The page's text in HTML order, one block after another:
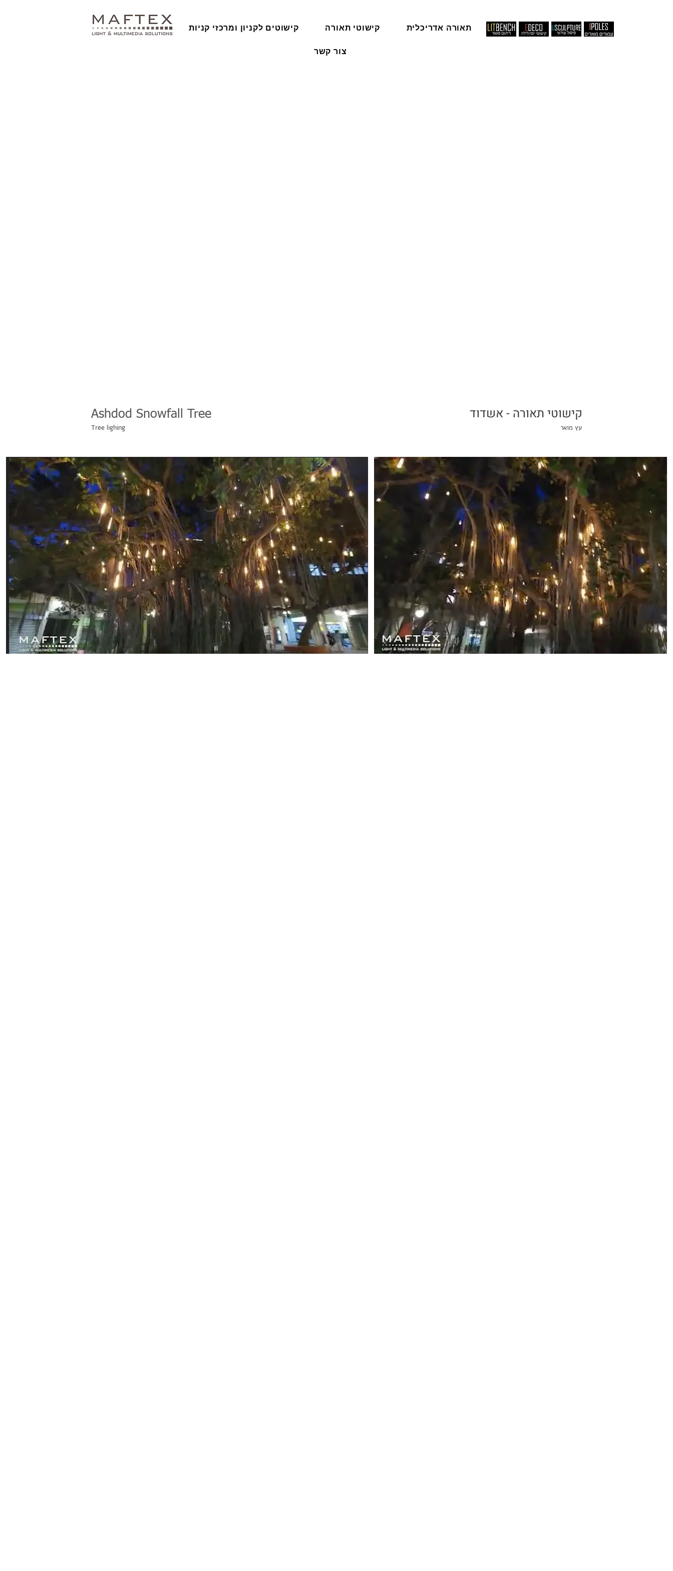
תאורה אדריכלית קישוטי תאורה קישוטים לקניון ומרכזי קניות
צור קשר
Ashdod Snowfall Tree
Tree lighing
קישוטי תאורה - אשדוד
עץ מואר